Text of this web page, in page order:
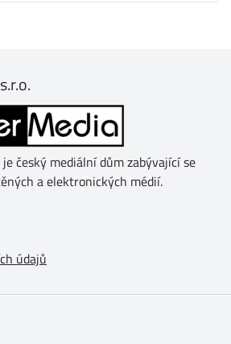
je český mediální dům zabývající se
a elektronických médií.
údajů